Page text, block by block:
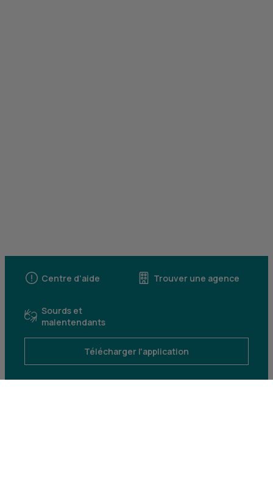
Centre d'aide Trouver une agence
Sourds et
malentendants
Télécharger l'application